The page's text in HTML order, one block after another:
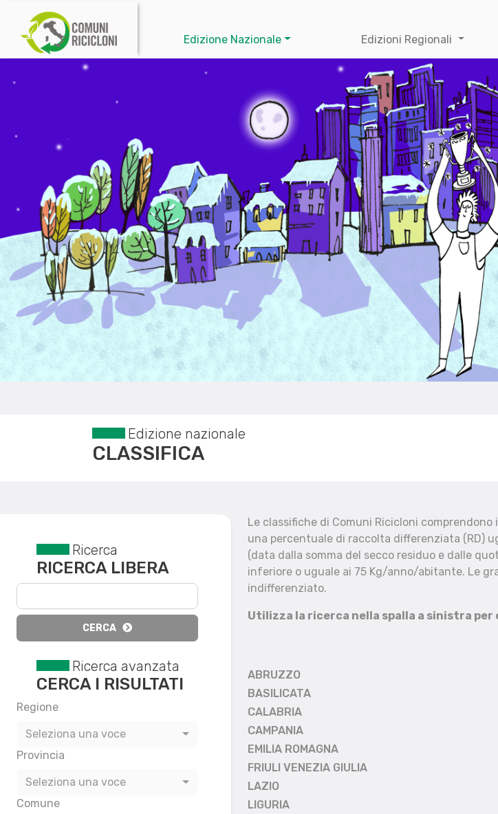
Edizione Nazionale Edizioni Regionali
Edizione nazionale
CLASSIFICA
Reset filtri
Ricerca
RICERCA LIBERA
CERCA
Ricerca avanzata
CERCA I RISULTATI
Regione
Seleziona una voce
Provincia
Seleziona una voce
Comune
Le classifiche di Comuni Ricicloni
una percentuale di raccolta differenziata (RD)
(data dalla somma del secco residuo e dalle
inferiore o uguale ai 75 Kg/anno/abitante. Le
indifferenziato.
Utilizza la ricerca nella spalla a sinistra per
ABRUZZO
BASILICATA
CALABRIA
CAMPANIA
EMILIA ROMAGNA
FRIULI VENEZIA GIULIA
LAZIO
LIGURIA